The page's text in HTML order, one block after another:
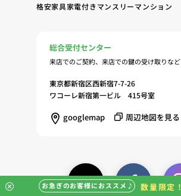
お急ぎのお客様におススメ♪ 数量限定！
格安家具家電付きマンスリーマンション
総合受付センター
来店でのご契約、来店での鍵の受け取りなど
東京都新宿区西新宿7-7-26
ワコーレ新宿第一ビル 415号室
googlemap 周辺地図を見る